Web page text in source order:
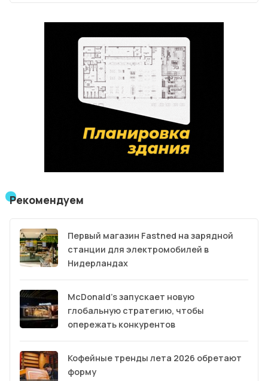
Рекомендуем
Первый магазин Fastned на зарядной
станции для электромобилей в
Нидерландах
McDonald’s запускает новую
глобальную стратегию, чтобы
опережать конкурентов
Кофейные тренды лета 2026 обретают
форму